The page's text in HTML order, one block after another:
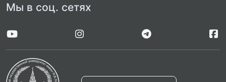
Мы в соц. сетях